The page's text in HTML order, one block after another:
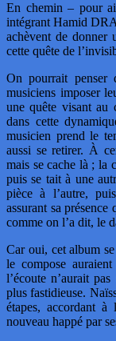
En chemin – pour
intégrant Hamid
achèvent de donner
cette quête de
On pourrait penser
musiciens imposer
une quête visant au
dans cette
musicien prend le
aussi se retirer. À
mais se cache là ; la
puis se tait à une
pièce à l’autre,
assurant sa présence
comme on l’a dit, le
Car oui, cet album
le compose
l’écoute n’aurait
plus fastidieuse.
étapes, accordant à
nouveau happé par